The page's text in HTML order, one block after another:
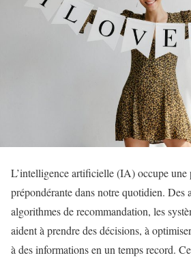
L’intelligence artificielle (IA) occupe une
prépondérante dans notre quotidien. Des
algorithmes de recommandation, les
aident à prendre des décisions, à
à des informations en un temps record.